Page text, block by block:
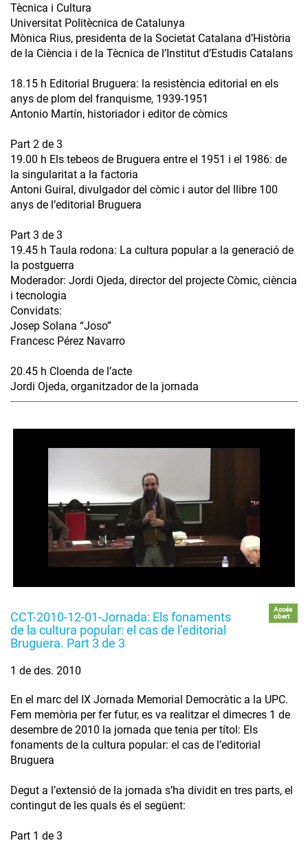
Tècnica i Cultura
Universitat Politècnica de Catalunya
Mònica Rius, presidenta de la Societat Catalana d’Història
de la Ciència i de la Tècnica de l’Institut d’Estudis Catalans
18.15 h Editorial Bruguera: la resistència editorial en els
anys de plom del franquisme, 1939-1951
Antonio Martín, historiador i editor de còmics
Part 2 de 3
19.00 h Els tebeos de Bruguera entre el 1951 i el 1986: de
la singularitat a la factoria
Antoni Guiral, divulgador del còmic i autor del llibre 100
anys de l’editorial Bruguera
Part 3 de 3
19.45 h Taula rodona: La cultura popular a la generació de
la postguerra
Moderador: Jordi Ojeda, director del projecte Còmic, ciència
i tecnologia
Convidats:
Josep Solana “Joso”
Francesc Pérez Navarro
20.45 h Cloenda de l’acte
Jordi Ojeda, organitzador de la jornada
CCT-2010-12-01-Jornada: Els fonaments
de la cultura popular: el cas de l’editorial
Bruguera. Part 3 de 3
Accés
obert
1 de des. 2010
En el marc del IX Jornada Memorial Democràtic a la UPC.
Fem memòria per fer futur, es va realitzar el dimecres 1 de
desembre de 2010 la jornada que tenia per títol: Els
fonaments de la cultura popular: el cas de l’editorial
Bruguera
Degut a l’extensió de la jornada s’ha dividit en tres parts, el
contingut de les quals és el següent:
Part 1 de 3